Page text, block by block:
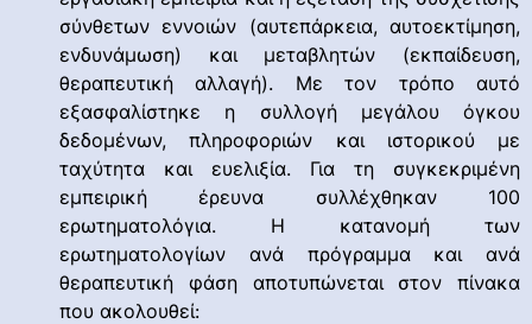
σύνθετων εννοιών (αυτεπάρκεια, αυτοεκτίμηση,
ενδυνάμωση) και μεταβλητών (εκπαίδευση,
θεραπευτική αλλαγή). Με τον τρόπο αυτό
εξασφαλίστηκε η συλλογή μεγάλου όγκου
δεδομένων, πληροφοριών και ιστορικού με
ταχύτητα και ευελιξία. Για τη συγκεκριμένη
εμπειρική έρευνα συλλέχθηκαν 100
ερωτηματολόγια. Η κατανομή των
ερωτηματολογίων ανά πρόγραμμα και ανά
θεραπευτική φάση αποτυπώνεται στον πίνακα
που ακολουθεί: